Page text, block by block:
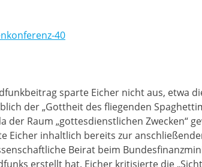
sparte Eicher nicht aus, etwa
der „Gottheit des fliegenden
Raum „gottesdienstlichen Zwecken“
Eicher inhaltlich bereits zur
Beirat beim
erstellt hat. Eicher kritisierte die